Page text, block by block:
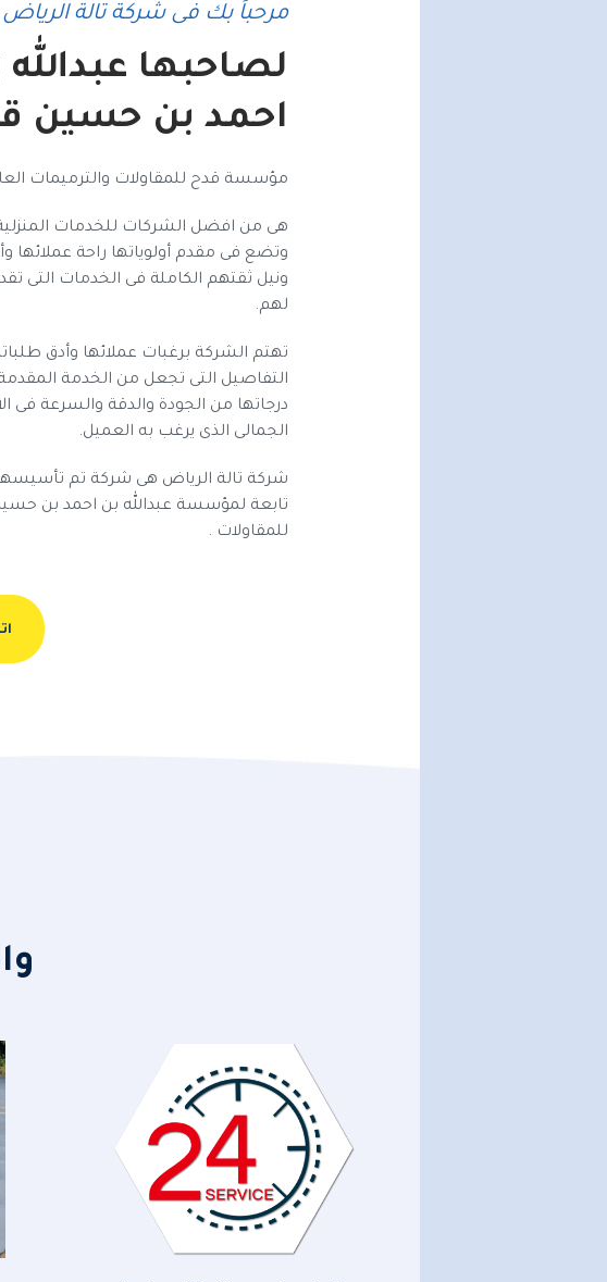
مرحباً بك فى شركة تالة الرياض
لصاحبها عبدالله
احمد بن حسين
مؤسسة قدح للمقاولات والترميمات
هى من افضل الشركات للخدمات
وتضع فى مقدم أولوياتها راحة عملائها
ونيل ثقتهم الكاملة فى الخدمات التى
لهم.
تهتم الشركة برغبات عملائها وأدق
التفاصيل التى تجعل من الخدمة
درجاتها من الجودة والدقة والسرعة فى
الجمالى الذى يرغب به العميل.
شركة تالة الرياض هى شركة تم
تابعة لمؤسسة عبدالله بن احمد بن
للمقاولات .